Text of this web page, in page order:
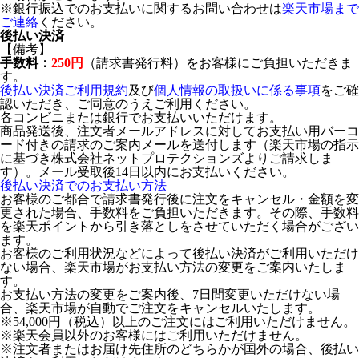
※銀行振込でのお支払いに関するお問い合わせは楽天市場まで
ご連絡 ください。
後払い決済
【備考】
手数料： 250円
（請求書発行料）をお客様にご負担いただきま
す。
後払い決済ご利用規約及び個人情報の取扱いに係る事項をご確
認いただき、ご同意のうえご利用ください。
各コンビニまたは銀行でお支払いいただけます。
商品発送後、注文者メールアドレスに対してお支払い用バーコ
ード付きの請求のご案内メールを送付します（楽天市場の指示
に基づき株式会社ネットプロテクションズよりご請求しま
す）。メール受取後14日以内にお支払いください。
後払い決済でのお支払い方法
お客様のご都合で請求書発行後に注文をキャンセル・金額を変
更された場合、手数料をご負担いただきます。その際、手数料
を楽天ポイントから引き落としをさせていただく場合がござい
ます。
お客様のご利用状況などによって後払い決済がご利用いただけ
ない場合、楽天市場がお支払い方法の変更をご案内いたしま
す。
お支払い方法の変更をご案内後、7日間変更いただけない場
合、楽天市場が自動でご注文をキャンセルいたします。
※54,000円（税込）以上のご注文にはご利用いただけません。
※楽天会員以外のお客様にはご利用いただけません。
※注文者またはお届け先住所のどちらかが国外の場合、後払い